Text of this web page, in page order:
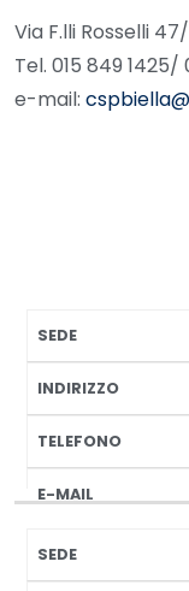
Via F.lli Rosselli
Tel. 015 849 1425/
e-mail: